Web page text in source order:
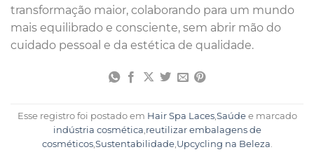
transformação maior, colaborando para um mundo
mais equilibrado e consciente, sem abrir mão do
cuidado pessoal e da estética de qualidade.
Esse registro foi postado em Hair Spa Laces, Saúdee marcado
indústria cosmética reutilizar embalagens de
cosméticos, Sustentabilidade, Upcycling na Beleza